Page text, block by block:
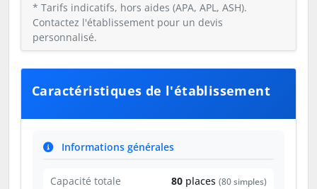
* Tarifs indicatifs, hors aides (APA, APL, ASH).
Contactez l'établissement pour un devis
personnalisé.
Caractéristiques de l'établissement
Informations générales
Capacité totale 80 places (80 simples)